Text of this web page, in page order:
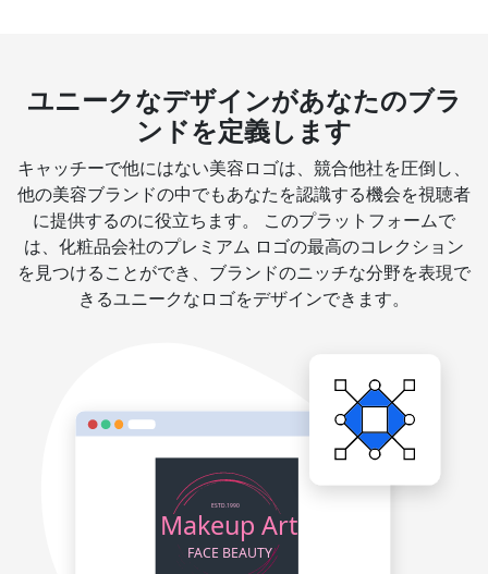
ユニークなデザインがあなたのブラ
ンドを定義します
キャッチーで他にはない美容ロゴは、競合他社を圧倒し、
他の美容ブランドの中でもあなたを認識する機会を視聴者
に提供するのに役立ちます。 このプラットフォームで
は、化粧品会社のプレミアム ロゴの最高のコレクション
を見つけることができ、ブランドのニッチな分野を表現で
きるユニークなロゴをデザインできます。